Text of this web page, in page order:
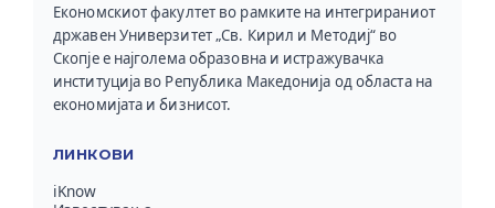
Економскиот факултет во рамките на интегрираниот
државен Универзитет „Св. Кирил и Методиј“ во
Скопје е најголема образовна и истражувачка
институција во Република Македонија од областа на
економијата и бизнисот.
ЛИНКОВИ
iKnow